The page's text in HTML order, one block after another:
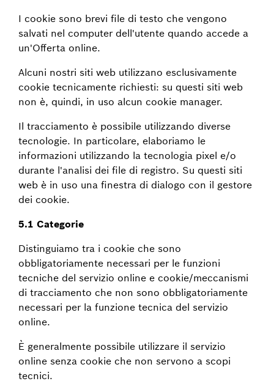
I cookie sono brevi file di testo che vengono
salvati nel computer dell'utente quando accede a
un'Offerta online.
Alcuni nostri siti web utilizzano esclusivamente
cookie tecnicamente richiesti: su questi siti web
non è, quindi, in uso alcun cookie manager.
Il tracciamento è possibile utilizzando diverse
tecnologie. In particolare, elaboriamo le
informazioni utilizzando la tecnologia pixel e/o
durante l'analisi dei file di registro. Su questi siti
web è in uso una finestra di dialogo con il gestore
dei cookie.
5.1 Categorie
Distinguiamo tra i cookie che sono
obbligatoriamente necessari per le funzioni
tecniche del servizio online e cookie/meccanismi
di tracciamento che non sono obbligatoriamente
necessari per la funzione tecnica del servizio
online.
È generalmente possibile utilizzare il servizio
online senza cookie che non servono a scopi
tecnici.